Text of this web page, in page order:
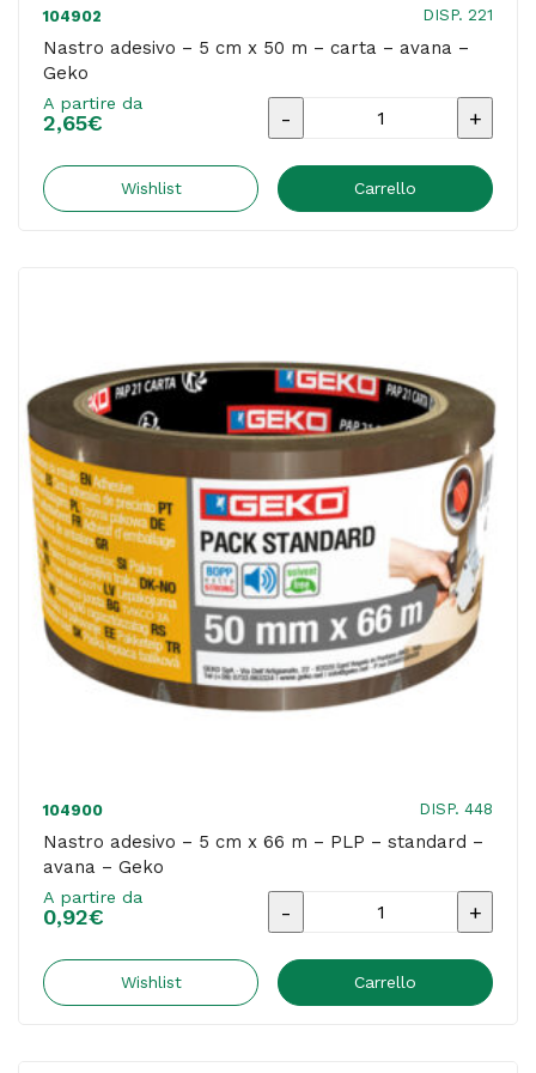
104902 DISP. 221
Nastro adesivo – 5 cm x 50 m – carta – avana –
Geko
A partire da
2,65€
Nastro
-
m
-
carta
-
avana
-
Geko
quantità
Wishlist Carrello
104900 DISP. 448
Nastro adesivo – 5 cm x 66 m – PLP – standard –
avana – Geko
A partire da
0,92€
Nastro
-
Wishlist Carrello